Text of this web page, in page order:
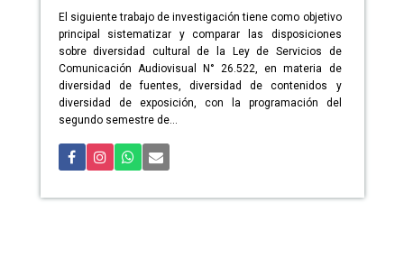
El siguiente trabajo de investigación tiene como objetivo
principal sistematizar y comparar las disposiciones
sobre diversidad cultural de la Ley de Servicios de
Comunicación Audiovisual N° 26.522, en materia de
diversidad de fuentes, diversidad de contenidos y
diversidad de exposición, con la programación del
segundo semestre de...